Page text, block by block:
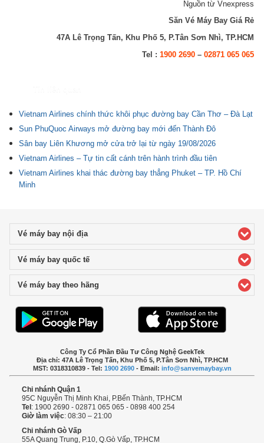
Nguồn từ Vnexpress
Săn Vé Máy Bay Giá Rẻ
47A Lê Trọng Tấn, Khu Phố 5, P.Tân Sơn Nhì, TP.HCM
Tel : 1900 2690– 02871 065 065
Vietnam Airlines chính thức khôi phục đường bay Cần Thơ – Đà Lạt
Sun PhuQuoc Airways mở đường bay mới đến Thành Đô
Sân bay Liên Khương mở cửa trở lại từ ngày 19/08/2026
Vietnam Airlines – Tự tin cất cánh trên hành trình đầu tiên
Vietnam Airlines khai thác đường bay thẳng Phuket – TP. Hồ Chí
Minh
Vé máy bay nội địaclick to expand contents
Vé máy bay quốc tếclick to expand contents
Vé máy bay theo hãng
Công Ty Cổ Phần Đầu Tư Công Nghệ GeekTek
Địa chỉ: 47A Lê Trọng Tấn, Khu Phố 5, P.Tân Sơn Nhì, TP.HCM
MST: 0318310839 - Tel: 1900 2690- Email: info@sanvemaybay.vn
Chi nhánh Quận 1
95C Nguyễn Thị Minh Khai, P.Bến Thành, TP.HCM
Tel: 1900 2690 - 02871 065 065 - 0898 400 254
Giờ làm việc: 08:30 – 21:00
Chi nhánh Gò Vấp
55A Quang Trung, P.10, Q.Gò Vấp, TP.HCM